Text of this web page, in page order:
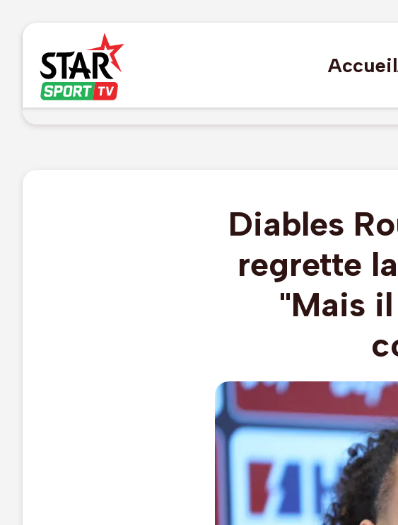
Accueil
Diables
regrette
"Mais